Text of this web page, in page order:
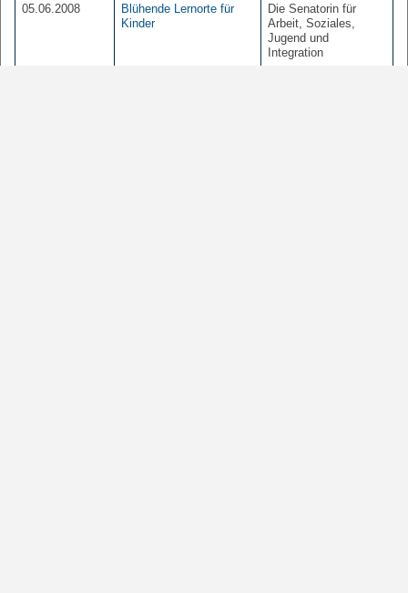
05.06.2008
Blühende Lernorte für
Kinder
Die Senatorin für
Arbeit, Soziales,
Jugend und
Integration